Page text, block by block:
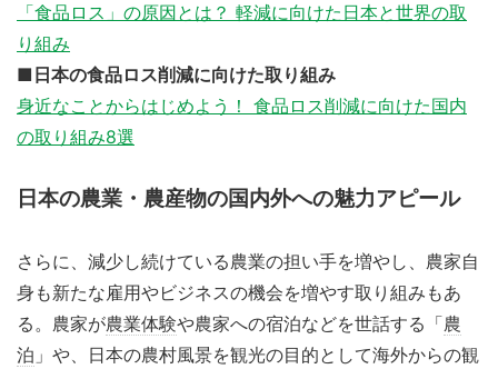
「食品ロス」の原因とは？ 軽減に向けた日本と世界の取
り組み
■日本の食品ロス削減に向けた取り組み
身近なことからはじめよう！ 食品ロス削減に向けた国内
の取り組み8選
日本の農業・農産物の国内外への魅力アピール
さらに、減少し続けている農業の担い手を増やし、農家自
身も新たな雇用やビジネスの機会を増やす取り組みもあ
る。農家が農業体験や農家への宿泊などを世話する「農
泊 」や、日本の農村風景を観光の目的として海外からの観